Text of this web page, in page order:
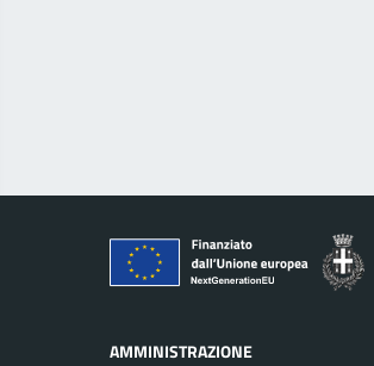
AMMINISTRAZIONE